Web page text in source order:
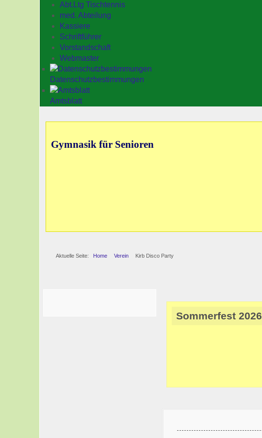
Abt.Ltg Tischtennis
med. Abteilung
Kassiere
Schriftführer
Vorstandschaft
Webmaster
Datenschutzbestimmungen
Amtsblatt
Gymnasik für Senioren
Aktuelle Seite: Home Verein Kirb Disco Party
Sommerfest 2026